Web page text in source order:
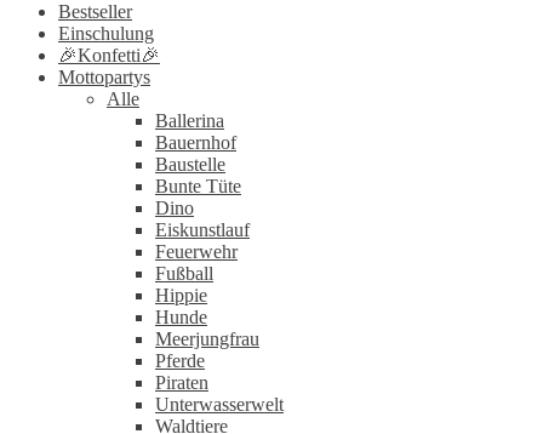
Bestseller
Einschulung
🎉Konfetti🎉
Mottopartys
Alle
Ballerina
Bauernhof
Baustelle
Bunte Tüte
Dino
Eiskunstlauf
Feuerwehr
Fußball
Hippie
Hunde
Meerjungfrau
Pferde
Piraten
Unterwasserwelt
Waldtiere